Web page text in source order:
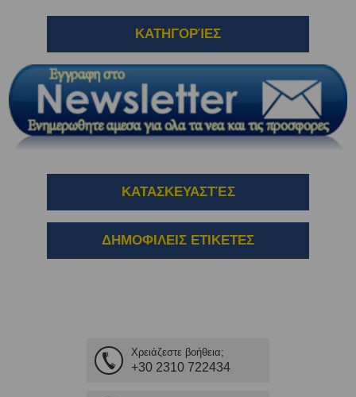
ΚΑΤΗΓΟΡΊΕΣ
ΚΑΤΑΣΚΕΥΑΣΤΈΣ
ΔΗΜΟΦΙΛΕΙΣ ΕΤΙΚΕΤΕΣ
Χρειάζεστε βοήθεια;
+30 2310 722434